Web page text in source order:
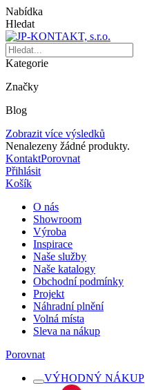
Nabídka
Hledat
Kategorie
Značky
Blog
Zobrazit více výsledků
Nenalezeny žádné produkty.
KontaktPorovnat
Přihlásit
Košík
O nás
Showroom
Výroba
Inspirace
Naše služby
Naše katalogy
Obchodní podmínky
Projekt
Náhradní plnění
Volná místa
Sleva na nákup
Porovnat
VÝHODNÝ NÁKUP